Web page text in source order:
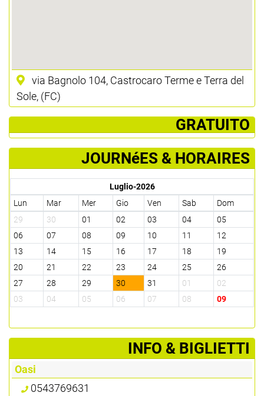
via Bagnolo 104, Castrocaro Terme e Terra del
Sole, (FC)
­ GRATUITO
JOURNéES & HORAIRES
Luglio-2026
Lun
Mar Mer Gio Ven Sab
Dom
29
30 01 02 03 04
05
06
07 08 09 10 11
12
13
14 15 16 17 18
19
20
21 22 23 24 25
26
27
28 29 30 31 01
02
03
04 05 06 07 08 09
­INFO & BIGLIETTI
Oasi
0543769631